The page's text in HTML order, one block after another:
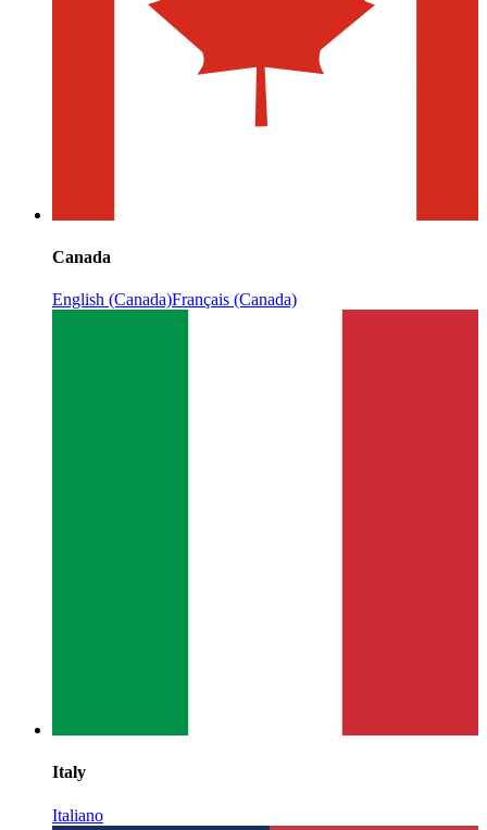
Canada
English (Canada)Français (Canada)
Italy
Italiano